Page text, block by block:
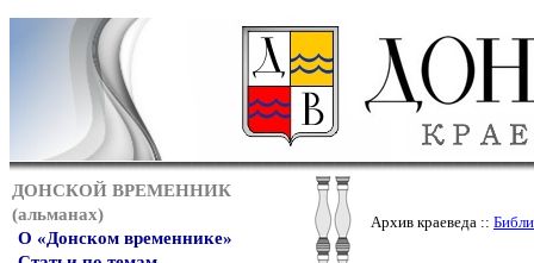
ДОНСКОЙ ВРЕМЕННИК
(альманах)
О «Донском временнике»
Архив краеведа ::